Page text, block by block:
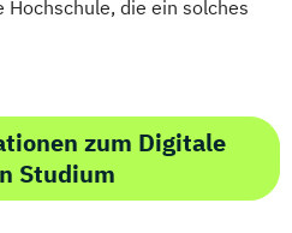
die ein solches
zum Digitale
Studium